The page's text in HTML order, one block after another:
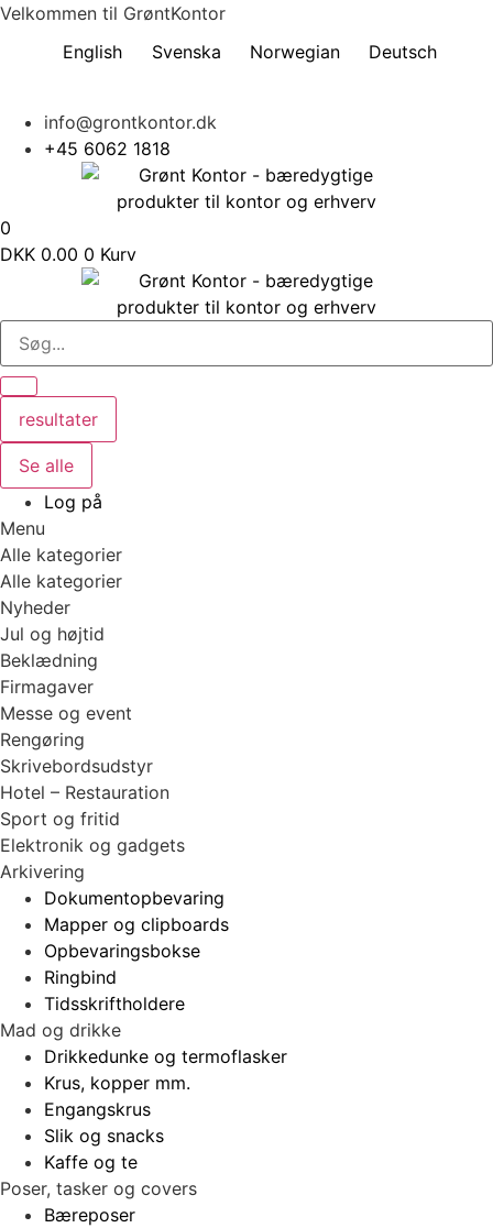
Videre
Velkommen til GrøntKontor
English
Svenska Norwegian Deutsch
info@grontkontor.dk
+45 6062 1818
0
DKK 0.00 0 Kurv
resultater
Se alle
Log på
Menu
Alle kategorier
Alle kategorier
Nyheder
Jul og højtid
Beklædning
Firmagaver
Messe og event
Rengøring
Skrivebordsudstyr
Hotel – Restauration
Sport og fritid
Elektronik og gadgets
Arkivering
Dokumentopbevaring
Mapper og clipboards
Opbevaringsbokse
Ringbind
Tidsskriftholdere
Mad og drikke
Drikkedunke og termoflasker
Krus, kopper mm.
Engangskrus
Slik og snacks
Kaffe og te
Poser, tasker og covers
Bæreposer